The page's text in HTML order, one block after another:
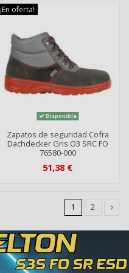
¡En oferta!
Disponible
Zapatos de seguridad Cofra
Dachdecker Gris O3 SRC FO
76580-000
51,38 €
1 2